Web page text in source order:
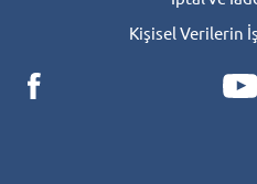
Kişisel Verilerin